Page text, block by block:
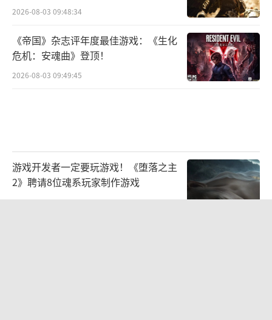
2026-08-03 09:48:34
《帝国》杂志评年度最佳游戏：《生化
危机：安魂曲》登顶！
2026-08-03 09:49:45
游戏开发者一定要玩游戏！《堕落之主
2》聘请8位魂系玩家制作游戏
2026-07-22 10:31:08